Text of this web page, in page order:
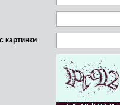
картинки